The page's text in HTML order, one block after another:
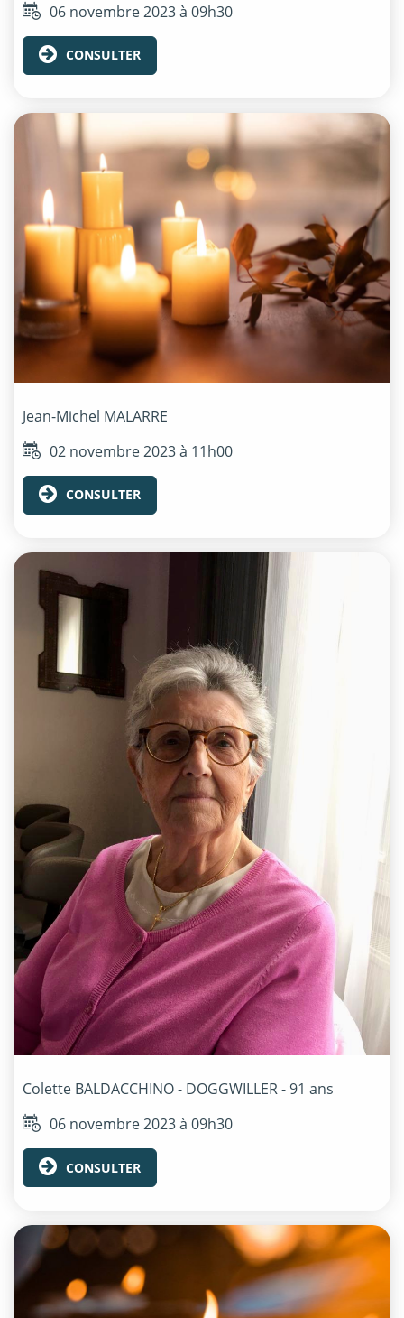
06 novembre 2023 à 09h30
CONSULTER
Jean-Michel MALARRE
02 novembre 2023 à 11h00
CONSULTER
Colette BALDACCHINO - DOGGWILLER- 91 ans
06 novembre 2023 à 09h30
CONSULTER